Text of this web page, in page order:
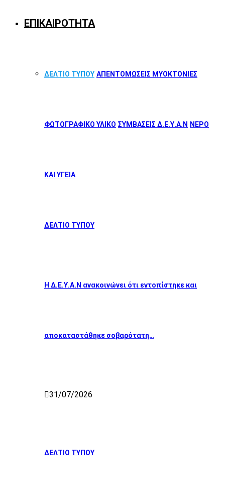
ΕΠΙΚΑΙΡΟΤΗΤΑ
ΔΕΛΤΙΟ ΤΥΠΟΥ ΑΠΕΝΤΟΜΩΣΕΙΣ ΜΥΟΚΤΟΝΙΕΣ
ΦΩΤΟΓΡΑΦΙΚΟ ΥΛΙΚΟ ΣΥΜΒΑΣΕΙΣ Δ.Ε.Υ.Α.Ν ΝΕΡΟ
ΚΑΙ ΥΓΕΙΑ
ΔΕΛΤΙΟ ΤΥΠΟΥ
Η Δ.Ε.Υ.Α.Ν ανακοινώνει ότι εντοπίστηκε και
αποκαταστάθηκε σοβαρότατη…
31/07/2026
ΔΕΛΤΙΟ ΤΥΠΟΥ